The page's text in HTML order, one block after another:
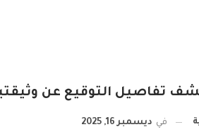
تفاصيل التوقيع عن
في ديسمبر 16, 2025